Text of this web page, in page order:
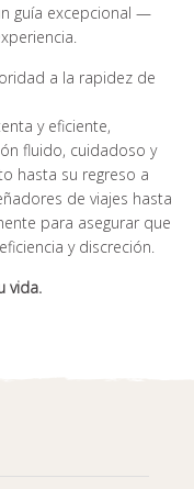
guía excepcional —
a la rapidez de
y eficiente,
fluido, cuidadoso y
hasta su regreso a
de viajes hasta
para asegurar que
y discreción.
vida.